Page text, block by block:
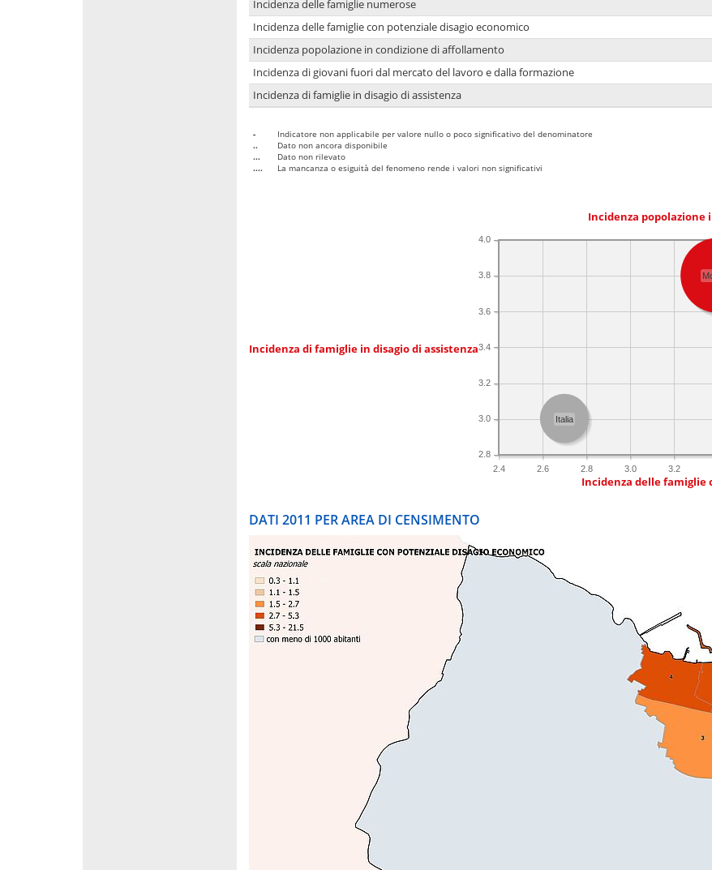
Incidenza delle famiglie numerose
Incidenza delle famiglie con potenziale disagio economico
Incidenza popolazione in condizione di affollamento
Incidenza di giovani fuori dal mercato del lavoro e dalla formazione
Incidenza di famiglie in disagio di assistenza
-
Indicatore non applicabile per valore nullo o poco significativo del denominatore
..
Dato non ancora disponibile
...
Dato non rilevato
....
La mancanza o esiguità del fenomeno rende i valori non significativi
Incidenza
Incidenza di famiglie in disagio di assistenza
2.4 2.6 2.8 3.0 3.2
2.8
3.0
3.2
3.4
3.6
3.8
4.0
Italia
Incidenza delle famiglie
DATI 2011 PER AREA DI CENSIMENTO